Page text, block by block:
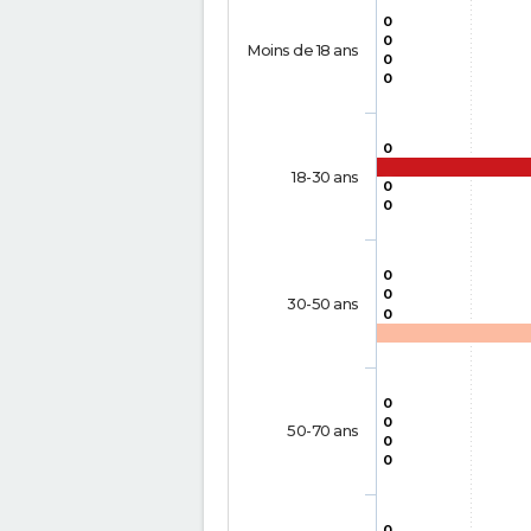
0
0
0
0
0
0
0
0
0
0
0
0
0
0
Moins de 18 ans
18-30 ans
30-50 ans
50-70 ans